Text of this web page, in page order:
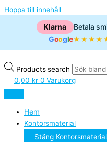
Hoppa till innehåll
Klarna
Betala
Google
Products search
0,00 kr 0 Varukorg
Hem
Kontorsmaterial
Stäng Kontorsmaterial